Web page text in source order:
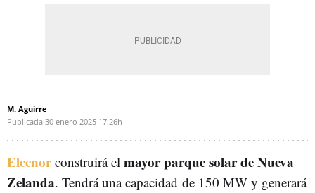
M. Aguirre
Publicada 30 enero 2025 17:26h
Elecnor construirá el mayor parque solar de Nueva
Zelanda. Tendrá una capacidad de 150 MW y generará